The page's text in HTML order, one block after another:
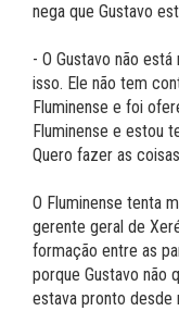
nega que Gustavo
- O Gustavo não
isso. Ele não tem
Fluminense e foi
Fluminense e estou
Quero fazer as
O Fluminense tenta
gerente geral de
formação entre as
porque Gustavo não
estava pronto